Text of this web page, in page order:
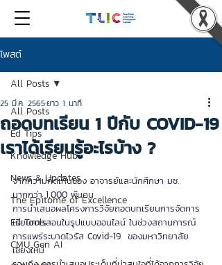
โพสต์
All Posts
Ed Tips
Knowledge Hub
News & Updates
The Epitome of Excellence
Ed Tools
CMU Gen AI
All Posts
ถอดบทเรียน 1 ปีกับ COVID-19
เราได้เรียนรู้อะไรบ้าง ?
25 มี.ค. 2565ยาว 1 นาที
จากความคิดเห็นของ อาจารย์และนักศึกษา มช.
มากกว่า 1,000 พันคน
การนำเสนอผลโครงการวิจัยถอดบทเรียนการจัดการ
เรียนการสอนในรูปแบบออนไลน์ ในช่วงสถานการณ์
การแพร่ระบาดไวรัส Covid-19  ของมหาวิทยาลัย
เชียงใหม่